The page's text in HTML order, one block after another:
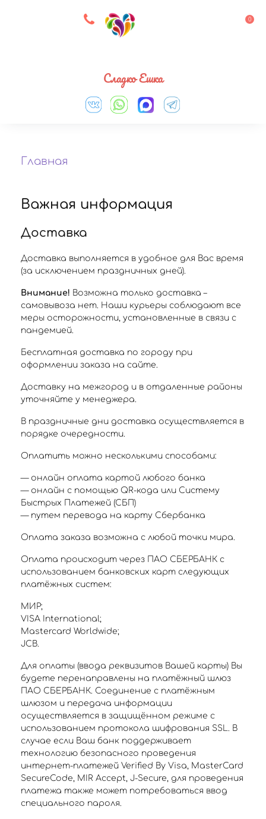
8 927 083 33 05 0
Сладко Ешка
Главная
Важная информация
Доставка
Доставка выполняется в удобное для Вас время
(за исключением праздничных дней).
Внимание! Возможна только доставка –
самовывоза нет. Наши курьеры соблюдают все
меры осторожности, установленные в связи с
пандемией.
Бесплатная доставка по городу при
оформлении заказа на сайте.
Доставку на межгород и в отдаленные районы
уточняйте у менеджера.
В праздничные дни доставка осуществляется в
порядке очередности.
Оплатить можно несколькими способами:
— онлайн оплата картой любого банка
— онлайн с помощью QR-кода или Систему
Быстрых Платежей (СБП)
— путем перевода на карту Сбербанка
Оплата заказа возможна с любой точки мира.
Оплата происходит через ПАО СБЕРБАНК с
использованием банковских карт следующих
платёжных систем:
МИР;
VISA International;
Mastercard Worldwide;
JCB.
Для оплаты (ввода реквизитов Вашей карты) Вы
будете перенаправлены на платёжный шлюз
ПАО СБЕРБАНК. Соединение с платёжным
шлюзом и передача информации
осуществляется в защищённом режиме с
использованием протокола шифрования SSL. В
случае если Ваш банк поддерживает
технологию безопасного проведения
интернет-платежей Verified By Visa, MasterCard
SecureCode, MIR Accept, J-Secure, для проведения
платежа также может потребоваться ввод
специального пароля.